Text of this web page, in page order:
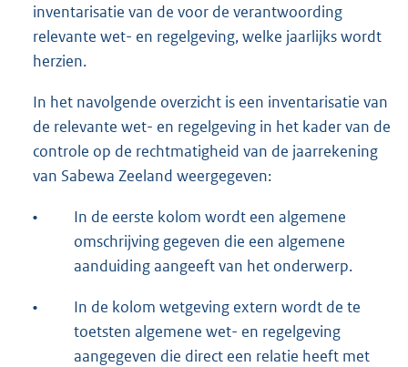
inventarisatie van de voor de verantwoording
relevante wet- en regelgeving, welke jaarlijks wordt
herzien.
In het navolgende overzicht is een inventarisatie van
de relevante wet- en regelgeving in het kader van de
controle op de rechtmatigheid van de jaarrekening
van Sabewa Zeeland weergegeven:
•
In de eerste kolom wordt een algemene
omschrijving gegeven die een algemene
aanduiding aangeeft van het onderwerp.
•
In de kolom wetgeving extern wordt de te
toetsten algemene wet- en regelgeving
aangegeven die direct een relatie heeft met